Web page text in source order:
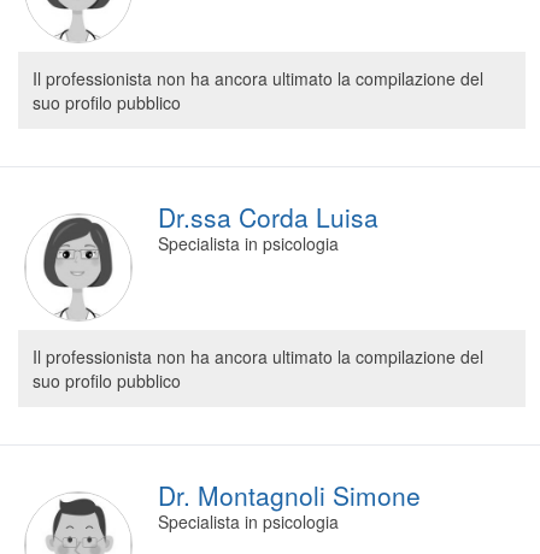
Il professionista non ha ancora ultimato la compilazione del
suo profilo pubblico
Dr.ssa Corda Luisa
Specialista in psicologia
Il professionista non ha ancora ultimato la compilazione del
suo profilo pubblico
Dr. Montagnoli Simone
Specialista in psicologia